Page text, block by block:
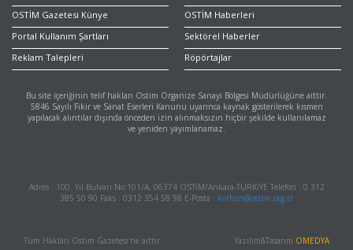
OSTİM Gazetesi Künye
Portal Kullanım Şartları
Reklam Talepleri
OSTİM Haberleri
Sektörel Haberler
Röpörtajlar
Bu site içeriğinin telif hakları Ostim Organize Sanayi Bölgesi Müdürlüğüne aittir.
5846 Sayılı Fikir ve Sanat Eserleri Kanunu uyarınca kaynak gösterilerek kısmen
yapılacak alıntılar dışında önceden izin alınmaksızın hiçbir şekilde kullanılamaz
ve yeniden yayımlanamaz.
Adres : 100. Yıl Bulvarı No:101/A, 06374 OSTİM/Ankara-TÜRKİYE Telefon : 0 312
385 50 90 Faks : 0312 354 58 98 E-Posta : korhan@ostim.org.tr
Tüm Hakları Ostim Gazetesi'ne aittir. Yazılım&Tasarım OMEDYA